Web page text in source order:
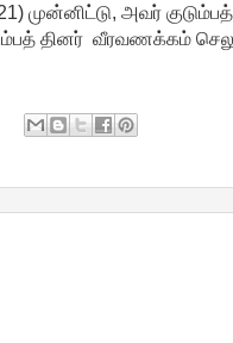
அவர்
தினர் வீரவணக்கம்